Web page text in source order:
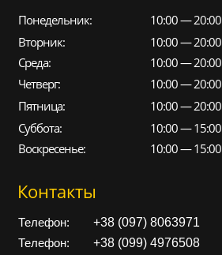
Понедельник:
10:00 — 20:00
Вторник:
10:00 — 20:00
Среда:
10:00 — 20:00
Четверг:
10:00 — 20:00
Пятница:
10:00 — 20:00
Суббота:
10:00 — 15:00
Воскресенье:
10:00 — 15:00
Контакты
Телефон: +38 (097) 8063971
Телефон: +38 (099) 4976508